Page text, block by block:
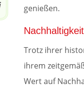
genießen.
Trotz ihrer
ihrem
Wert auf